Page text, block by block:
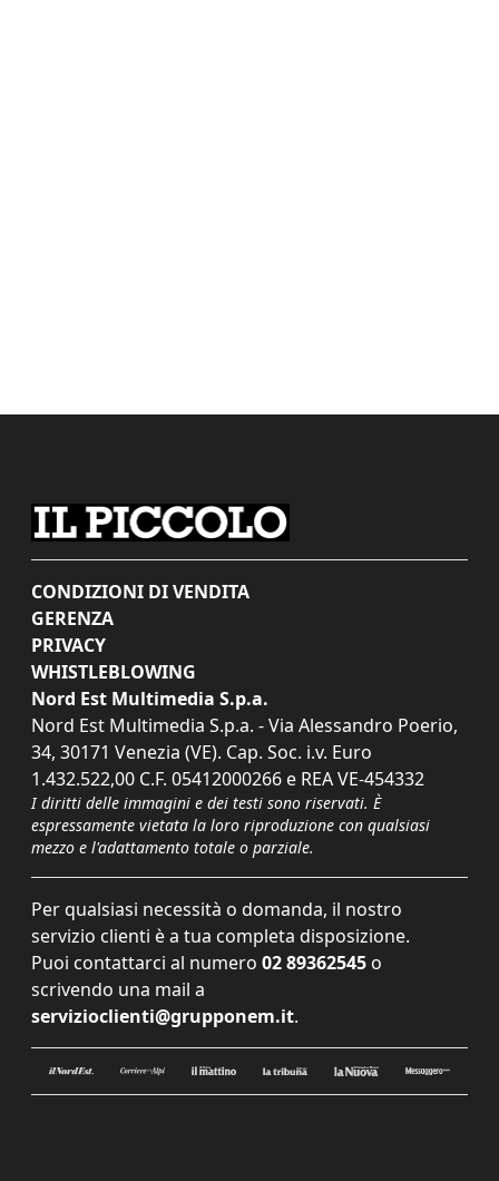
CONDIZIONI DI VENDITA
GERENZA
PRIVACY
WHISTLEBLOWING
Nord Est Multimedia S.p.a.
Nord Est Multimedia S.p.a. - Via Alessandro Poerio,
34, 30171 Venezia (VE). Cap. Soc. i.v. Euro
1.432.522,00 C.F. 05412000266 e REA VE-454332
I diritti delle immagini e dei testi sono riservati. È
espressamente vietata la loro riproduzione con qualsiasi
mezzo e l'adattamento totale o parziale.
Per qualsiasi necessità o domanda, il nostro
servizio clienti è a tua completa disposizione.
Puoi contattarci al numero 02 89362545 o
scrivendo una mail a
servizioclienti@grupponem.it.